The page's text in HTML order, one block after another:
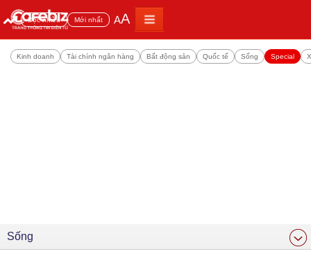
Đọc nhiều Mới nhất AA
Kinh doanh Tài chính ngân hàng Bất động sản Quốc tế Sống Special
Sống